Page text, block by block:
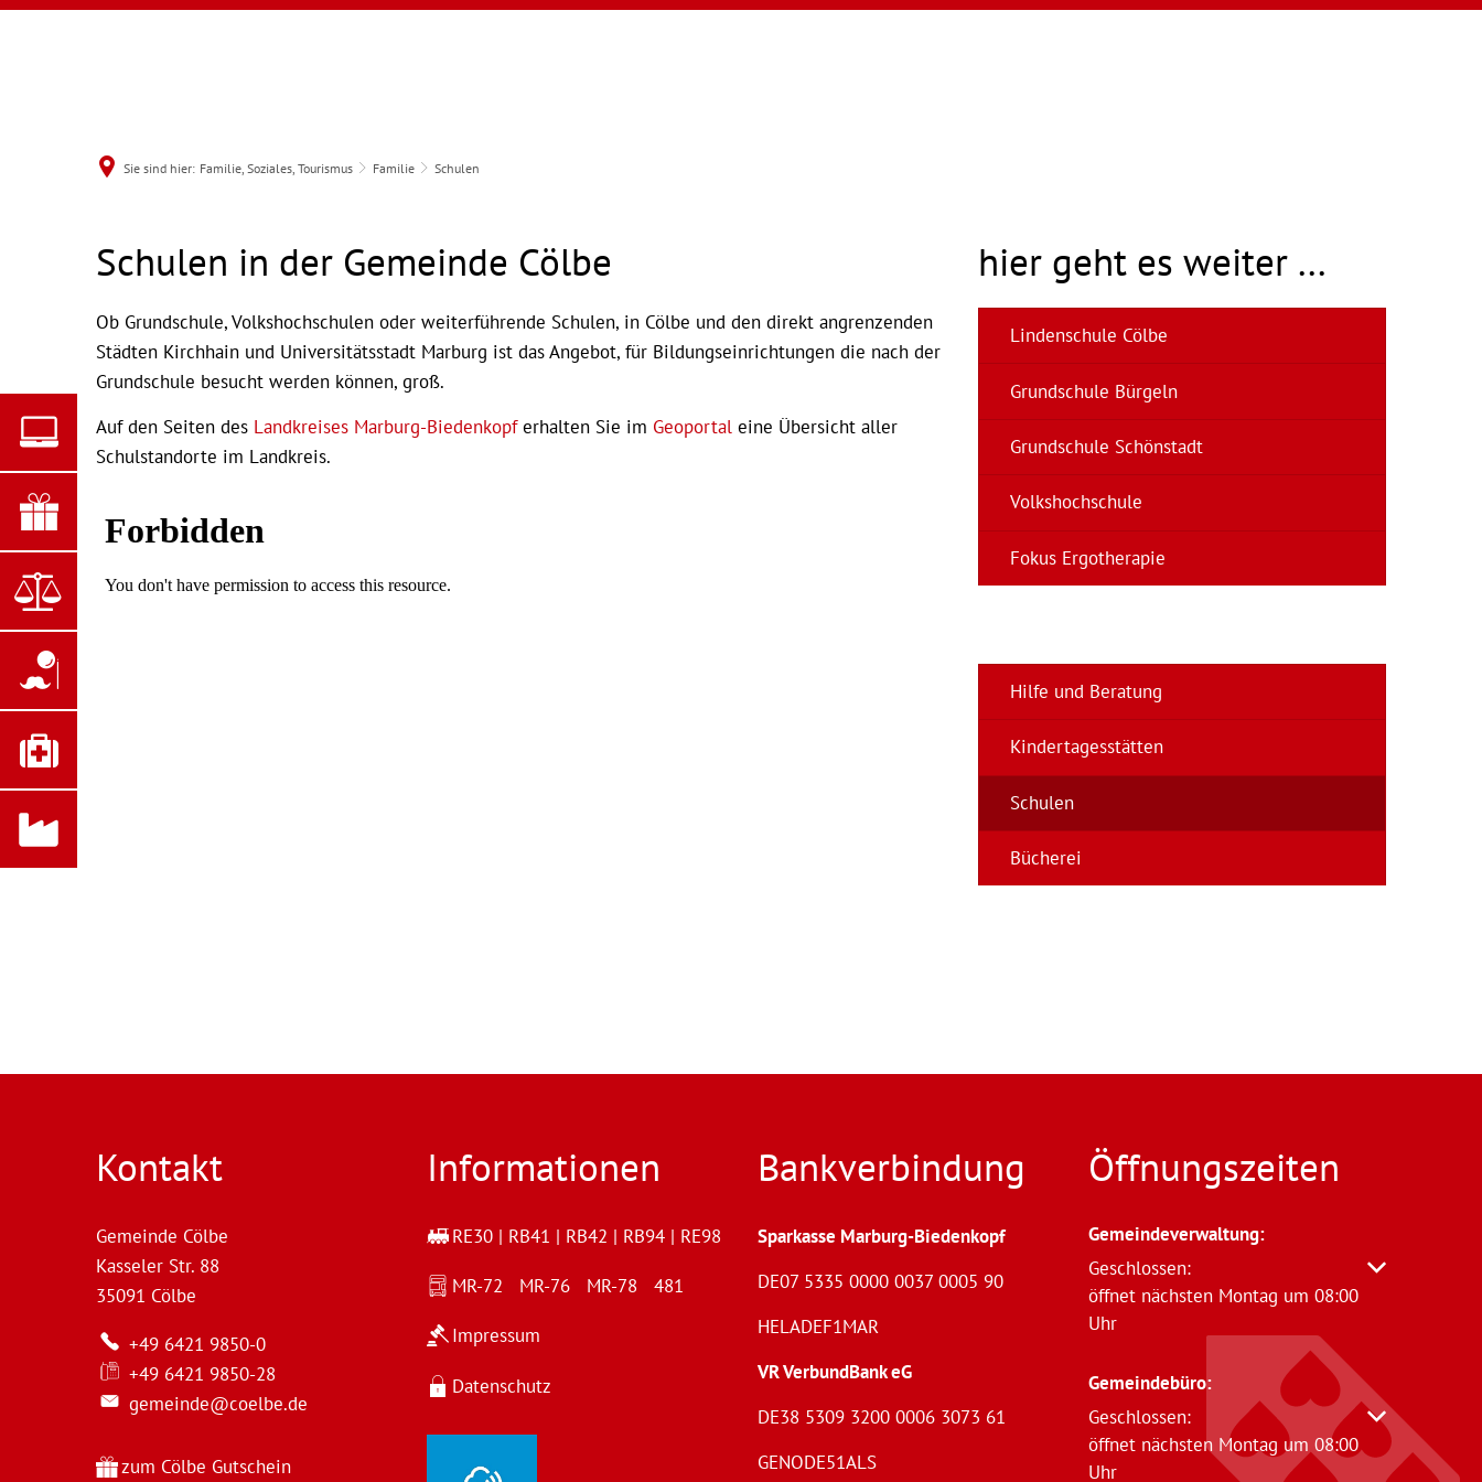
Sie sind hier: Familie, Soziales, Tourismus Familie Schulen
SchulenSchulen in der Gemeinde Cölbe
Ob Grundschule, Volkshochschulen oder weiterführende Schulen, in Cölbe und den direkt angrenzenden
Städten Kirchhain und Universitätsstadt Marburg ist das Angebot, für Bildungseinrichtungen die nach der
Grundschule besucht werden können, groß.
Auf den Seiten des Landkreises Marburg-Biedenkopferhalten Sie im Geoportal eine Übersicht aller
Schulstandorte im Landkreis.
hier geht es weiter ...
Lindenschule Cölbe
Grundschule Bürgeln
Grundschule Schönstadt
Volkshochschule
Fokus Ergotherapie
Hilfe und Beratung
Kindertagesstätten
Schulen
Bücherei
Kontakt
Gemeinde Cölbe
Kasseler Str. 88
35091 Cölbe
+49 6421 9850-0
+49 6421 9850-28
gemeinde@coelbe.de
zum Cölbe Gutschein
Informationen
RE30 | RB41 | RB42 | RB94 | RE98
MR-72 MR-76 MR-78 481
Impressum
Datenschutz
Bankverbindung
Sparkasse Marburg-Biedenkopf
DE07 5335 0000 0037 0005 90
HELADEF1MAR
VR VerbundBank eG
DE38 5309 3200 0006 3073 61
GENODE51ALS
Öffnungszeiten
Gemeindeverwaltung:
Klicken, um weitere Öffnungs- oder
Geschlossen:
öffnet nächsten Montag um 08:00
Uhr
Gemeindebüro:
Klicken, um weitere Öffnungs- oder
Geschlossen:
öffnet nächsten Montag um 08:00
Uhr